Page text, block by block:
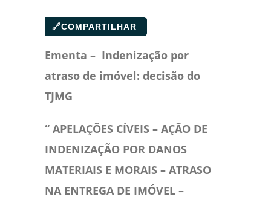
🔗COMPARTILHAR
Ementa – Indenização por
atraso de imóvel: decisão do
TJMG
“ APELAÇÕES CÍVEIS – AÇÃO DE
INDENIZAÇÃO POR DANOS
MATERIAIS E MORAIS – ATRASO
NA ENTREGA DE IMÓVEL –